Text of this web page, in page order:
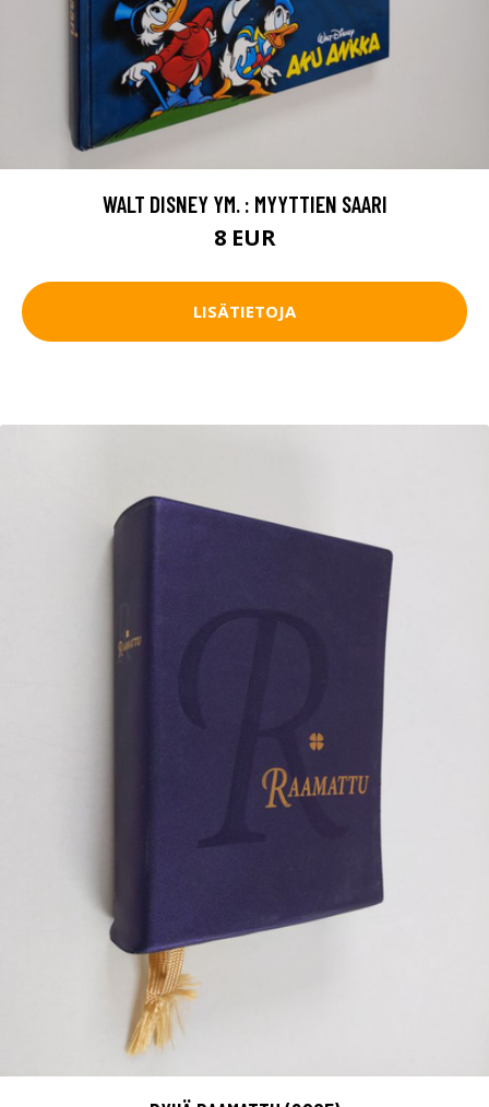
WALT DISNEY YM. : MYYTTIEN SAARI
8 EUR
LISÄTIETOJA